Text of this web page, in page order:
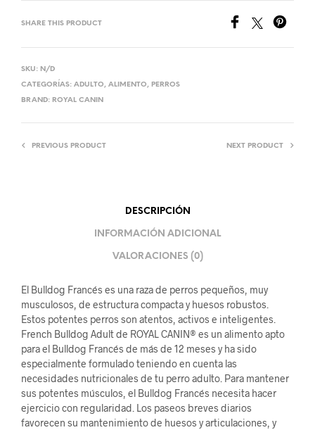
SHARE THIS PRODUCT
SKU: N/D
CATEGORÍAS: ADULTO, ALIMENTO, PERROS
BRAND: ROYAL CANIN
PREVIOUS PRODUCT NEXT PRODUCT
DESCRIPCIÓN
INFORMACIÓN ADICIONAL
VALORACIONES (0)
El Bulldog Francés es una raza de perros pequeños, muy
musculosos, de estructura compacta y huesos robustos.
Estos potentes perros son atentos, activos e inteligentes.
French Bulldog Adult de ROYAL CANIN® es un alimento apto
para el Bulldog Francés de más de 12 meses y ha sido
especialmente formulado teniendo en cuenta las
necesidades nutricionales de tu perro adulto. Para mantener
sus potentes músculos, el Bulldog Francés necesita hacer
ejercicio con regularidad. Los paseos breves diarios
favorecen su mantenimiento de huesos y articulaciones, y